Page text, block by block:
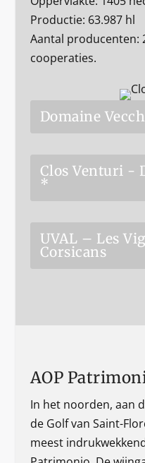
Productie: 63.987 hl
Aantal producenten:
cooperaties.
Domaine
Clos Venturi -
*
UVAL – Les
Corsicans
AOP
In het noorden, aan
de Golf van Saint-
meest